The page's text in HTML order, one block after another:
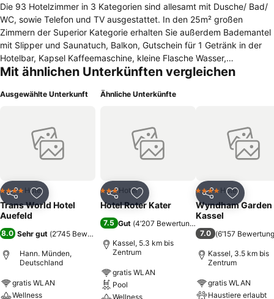
Die 93 Hotelzimmer in 3 Kategorien sind allesamt mit Dusche/ Bad/
WC, sowie Telefon und TV ausgestattet. In den 25m² großen
Zimmern der Superior Kategorie erhalten Sie außerdem Bademantel
mit Slipper und Saunatuch, Balkon, Gutschein für 1 Getränk in der
Hotelbar, Kapsel Kaffeemaschine, kleine Flasche Wasser,
Klimaanlage, Pflegeprodukte, ruhige Lage. Nutzen Sie das
und Bowlingbahnen, Fitnessraum u.v.m. Entspannen Sie in der
stehen ausreichend Parkplätze (gegen Gebühr) zur Verfügung.
Nutzen Sie unser umfangreiches Sportangebot mit Tennis- &
Squashplätzen, 4D-Bogenschieß-Kino, Bowlingbahnen, Fitnessraum
Seminartag oder zur Förderung der Gemeinschaft.
Mit ähnlichen Unterkünften vergleichen
Ausgewählte Unterkunft
Teilen Zu Favoriten hinzufügen
4 SterneHotel
Trans World Hotel
Auefeld
8.0 Sehr gut (2’745 Bewertungen
Hann. Münden,
Deutschland
gratis WLAN
Wellness
Ähnliche Unterkünfte
Teilen Zu Favoriten hinzufügen
3 SterneHotel
Hotel Roter Kater
7.5 Gut (4’207 Bewertungen
Kassel, 5.3 km bis
Zentrum
gratis WLAN
Pool
Wellness
Teilen Zu
4 SterneHotel
Wyndham Garden
Kassel
7.0 (6’157
Kassel, 3.5 km bis
Zentrum
gratis WLAN
Haustiere erlaubt